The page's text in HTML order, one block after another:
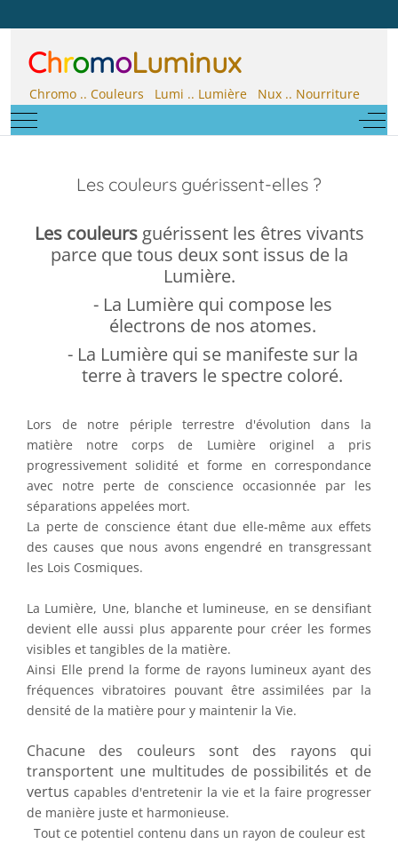
ChromoLuminux
Chromo .. Couleurs Lumi .. Lumière Nux .. Nourriture
Mobile Menu Toggle
Off-
Les couleurs guérissent-elles ?
Les couleursguérissent les êtres vivants
parce que tous deux sont issus de la
Lumière.
- La Lumière qui compose les
électrons de nos atomes.
- La Lumière qui se manifeste sur la
terre à travers le spectre coloré.
Lors de notre périple terrestre d'évolution dans la
matière notre corps de Lumière originel a pris
progressivement solidité et forme en correspondance
avec notre perte de conscience occasionnée par les
séparations appelées mort.
La perte de conscience étant due elle-même aux effets
des causes que nous avons engendré en transgressant
les Lois Cosmiques.
La Lumière, Une, blanche et lumineuse, en se densifiant
devient elle aussi plus apparente pour créer les formes
visibles et tangibles de la matière.
Ainsi Elle prend la forme de rayons lumineux ayant des
fréquences vibratoires pouvant être assimilées par la
densité de la matière pour y maintenir la Vie.
Chacune des couleurs sont des rayons qui
transportent une multitudes de possibilités et de
vertus capables d'entretenir la vie et la faire progresser
de manière juste et harmonieuse.
Tout ce potentiel contenu dans un rayon de couleur est